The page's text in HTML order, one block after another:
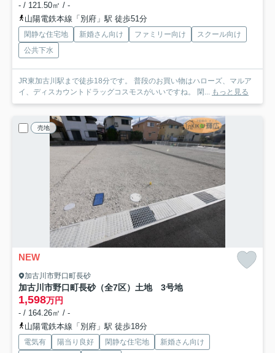
- / 121.50㎡ / -
山陽電鉄本線「別府」駅 徒歩51分
閑静な住宅地 新婚さん向け ファミリー向け
スクール向け
公共下水
JR東加古川駅まで徒歩18分です。 普段のお買い物はハローズ、マルア
イ、ディスカウントドラッグコスモスがいいですね。 閑... もっと見る
売地
NEW
加古川市野口町長砂
加古川市野口町長砂（全7区）土地 3号地
1,598万円
- / 164.26㎡ / -
山陽電鉄本線「別府」駅 徒歩18分
電気有 陽当り良好 閑静な住宅地
新婚さん向け